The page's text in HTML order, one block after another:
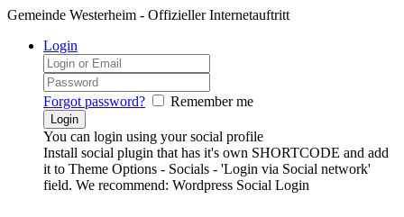
Gemeinde Westerheim - Offizieller Internetauftritt
Login
Forgot password? Remember me
You can login using your social profile
Install social plugin that has it's own SHORTCODE and add
it to Theme Options - Socials - 'Login via Social network'
field. We recommend: Wordpress Social Login